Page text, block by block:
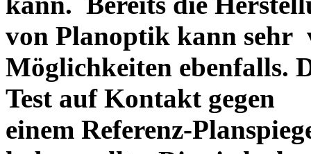
von Planoptik kann sehr
Möglichkeiten ebenfalls.
Test auf Kontakt gegen
einem Referenz-